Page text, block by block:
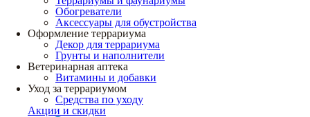
Обогреватели
Аксессуары для обустройства
Оформление террариума
Декор для террариума
Грунты и наполнители
Ветеринарная аптека
Витамины и добавки
Уход за террариумом
Средства по уходу
Акции и скидки